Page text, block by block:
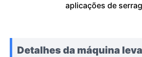
aplicações de
Detalhes da máquina